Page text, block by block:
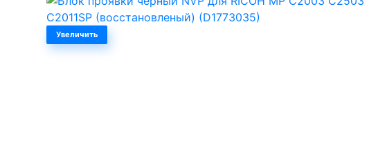
Увеличить